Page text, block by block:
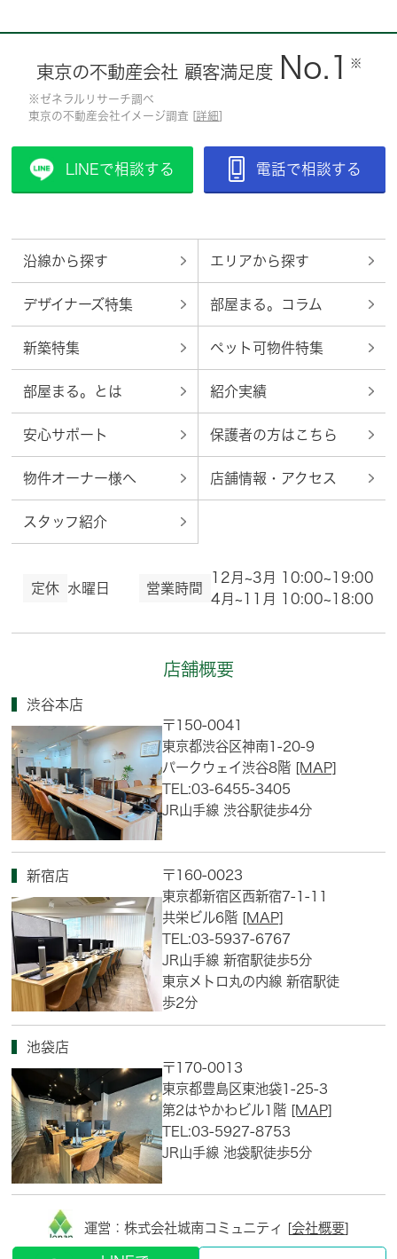
東京の不動産会社 顧客満足度 No.1 ※
※ゼネラルリサーチ調べ
東京の不動産会社イメージ調査 [詳細]
LINEで相談する 電話で相談する
沿線から探す エリアから探す
デザイナーズ特集 部屋まる。コラム
新築特集 ペット可物件特集
部屋まる。とは 紹介実績
安心サポート 保護者の方はこちら
物件オーナー様へ 店舗情報・アクセス
スタッフ紹介
定休 水曜日 営業時間
12月~3月 10:00~19:00
4月~11月 10:00~18:00
店舗概要
渋谷本店
〒150-0041
東京都渋谷区神南1-20-9
パークウェイ渋谷8階 [MAP]
TEL:03-6455-3405
JR山手線 渋谷駅徒歩4分
新宿店
〒160-0023
東京都新宿区西新宿7-1-11
共栄ビル6階 [MAP]
TEL:03-5937-6767
JR山手線 新宿駅徒歩5分
東京メトロ丸の内線 新宿駅徒
歩2分
池袋店
〒170-0013
東京都豊島区東池袋1-25-3
第2はやかわビル1階 [MAP]
TEL:03-5927-8753
JR山手線 池袋駅徒歩5分
運営：株式会社城南コミュニティ [会社概要]